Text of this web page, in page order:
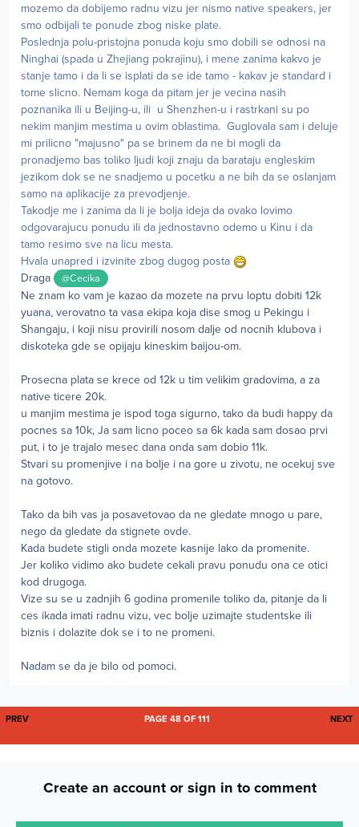
mozemo da dobijemo radnu vizu jer nismo native speakers, jer
smo odbijali te ponude zbog niske plate.
Poslednja polu-pristojna ponuda koju smo dobili se odnosi na
Ninghai (spada u Zhejiang pokrajinu), i mene zanima kakvo je
stanje tamo i da li se isplati da se ide tamo - kakav je standard i
tome slicno. Nemam koga da pitam jer je vecina nasih
poznanika ili u Beijing-u, ili u Shenzhen-u i rastrkani su po
nekim manjim mestima u ovim oblastima. Guglovala sam i deluje
mi prilicno "majusno" pa se brinem da ne bi mogli da
pronadjemo bas toliko ljudi koji znaju da barataju engleskim
jezikom dok se ne snadjemo u pocetku a ne bih da se oslanjam
samo na aplikacije za prevodjenje.
Takodje me i zanima da li je bolja ideja da ovako lovimo
odgovarajucu ponudu ili da jednostavno odemo u Kinu i da
tamo resimo sve na licu mesta.
Hvala unapred i izvinite zbog dugog posta
Draga
@Cecika
Ne znam ko vam je kazao da mozete na prvu loptu dobiti 12k
yuana, verovatno ta vasa ekipa koja dise smog u Pekingu i
Shangaju, i koji nisu provirili nosom dalje od nocnih klubova i
diskoteka gde se opijaju kineskim baijou-om.
Prosecna plata se krece od 12k u tim velikim gradovima, a za
native ticere 20k.
u manjim mestima je ispod toga sigurno, tako da budi happy da
pocnes sa 10k, Ja sam licno poceo sa 6k kada sam dosao prvi
put, i to je trajalo mesec dana onda sam dobio 11k.
Stvari su promenjive i na bolje i na gore u zivotu, ne ocekuj sve
na gotovo.
Tako da bih vas ja posavetovao da ne gledate mnogo u pare,
nego da gledate da stignete ovde.
Kada budete stigli onda mozete kasnije lako da promenite.
Jer koliko vidimo ako budete cekali pravu ponudu ona ce otici
kod drugoga.
Vize su se u zadnjih 6 godina promenile toliko da, pitanje da li
ces ikada imati radnu vizu, vec bolje uzimajte studentske ili
biznis i dolazite dok se i to ne promeni.
Nadam se da je bilo od pomoci.
FIRST PAGE
PREV NEXT
PAGE 48 OF 111
Create an account or sign in to comment